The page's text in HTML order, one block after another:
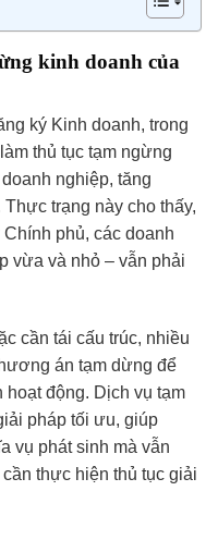
kinh doanh của
ký Kinh doanh, trong
thủ tục tạm ngừng
nghiệp, tăng
Thực trạng này cho thấy,
phủ, các doanh
vừa và nhỏ – vẫn phải
cần tái cấu trúc, nhiều
án tạm dừng để
hoạt động. Dịch vụ tạm
pháp tối ưu, giúp
vụ phát sinh mà vẫn
thực hiện thủ tục giải